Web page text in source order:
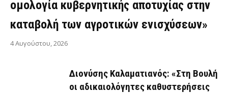
ομολογία κυβερνητικής αποτυχίας στην
καταβολή των αγροτικών ενισχύσεων»
4 Αυγούστου, 2026
Διονύσης Καλαματιανός: «Στη Βουλή
οι αδικαιολόγητες καθυστερήσεις